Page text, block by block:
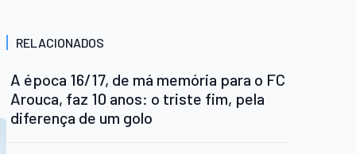
RELACIONADOS
A época 16/17, de má memória para o FC
Arouca, faz 10 anos: o triste fim, pela
diferença de um golo